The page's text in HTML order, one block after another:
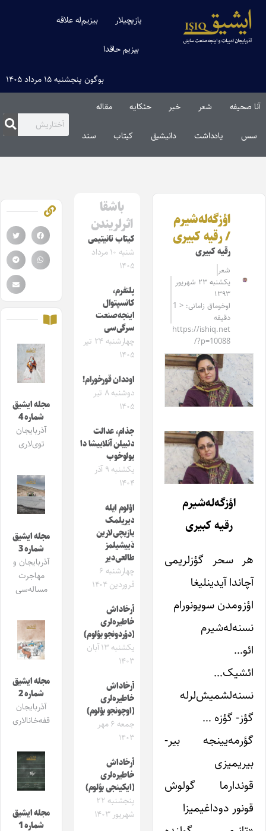
یازیچیلار بیزیم‌له علاقه
بیزیم حاقدا
بوگون پنجشنبه ۱۵ مرداد ۱۴۰۵
آنا صحیفه شعر خبر حئکایه مقاله‌
سس یادداشت دانیشیق کیتاب سند
اؤزگه‌له‌شیرم
/ رقیه کبیری
رقیه کبیری
شعر
یکشنبه ۲۳ شهریور
۱۳۹۳
اوخوماق زامانی: < 1
دقیقه
https://ishiq.net
/?p=10088
اؤزگه‌له‌شیرم
رقیه کبیری
هر سحر گؤزلریمی
آچاندا آیدینلیغا
اؤزومدن سویونورام
نسنه‌له‌شیرم
ائو…
ائشیک…
نسنه‌لشمیش‌لرله
گؤز- گؤزه …
گؤرمه‌یینجه بیر-
بیریمیزی
قوندارما گولوش
قونور دوداغیمیزا
باشقا
اثرلریندن
کیتاب تانیتیمی
شنبه ۱۰ مرداد
۱۴۰۵
پلتفرم،
کانسپتوال
اینجه‌صنعت
سرگی‌سی
چهارشنبه ۲۴ تیر
۱۴۰۵
اوددان قورخورام!
دوشنبه ۸ تیر
۱۴۰۵
جذام، عدالت
دئییلن آنلاییشا دا
یولوخوب
یکشنبه ۹ آذر
۱۴۰۴
اؤلوم ایله
دیریلمک
یازیچی‌لارین
دَییشیلمز
طالعی‌دیر
چهارشنبه ۶
فروردین ۱۴۰۴
آرخاداش
خاطیره‌لری
(دؤردونجو بؤلوم)
یکشنبه ۱۳ آبان
۱۴۰۳
آرخاداش
خاطیره‌لری
(اوچونجو بؤلوم)
جمعه ۶ مهر
۱۴۰۳
آرخاداش
خاطیره‌لری
(ایکینجی بؤلوم)
پنجشنبه ۲۲
شهریور ۱۴۰۳
مجله ایشیق
شماره 4
آذربایجان
توی‌لاری
مجله ایشیق
شماره 3
آذربایجان و
مهاجرت
مساله‌سی
مجله ایشیق
شماره 2
آذربایجان
قفه‌خانالاری
مجله ایشیق
شماره 1